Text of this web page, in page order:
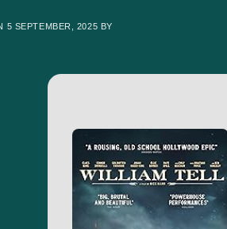
5 SEPTEMBER, 2025 BY